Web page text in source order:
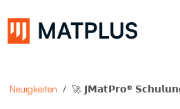
Neuigkeiten 🚀 𝗝𝗠𝗮𝘁𝗣𝗿𝗼® 𝗦𝗰𝗵𝘂𝗹𝘂𝗻𝗴 | 𝗽𝗿𝗮𝗸𝘁𝗶𝘀𝗰𝗵𝗲